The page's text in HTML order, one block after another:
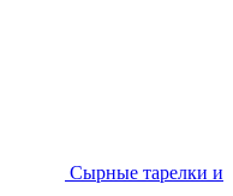
Сырные тарелки и